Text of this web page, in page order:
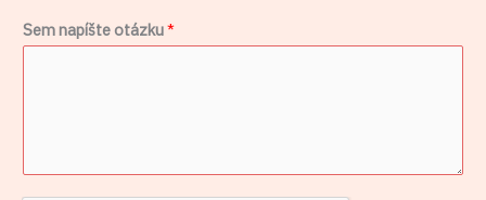
Sem napíšte otázku*